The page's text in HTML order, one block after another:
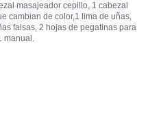
masajeador cepillo, 1 cabezal
cambian de color,1 lima de uñas,
falsas, 2 hojas de pegatinas para
manual.